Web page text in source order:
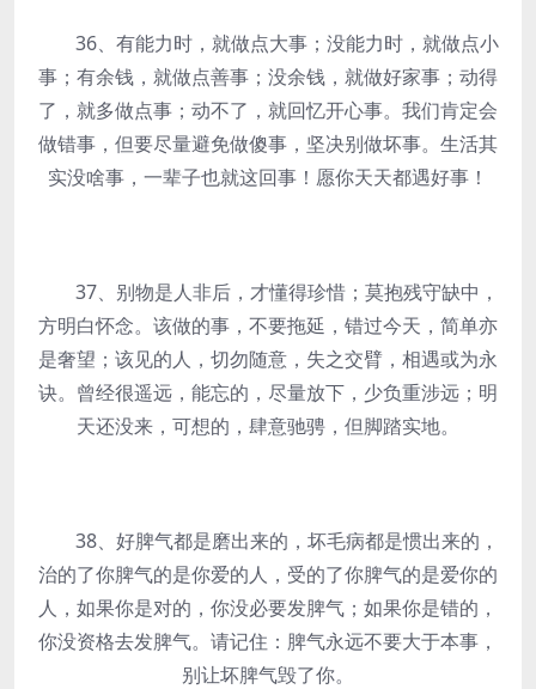
36、有能力时，就做点大事；没能力时，就做点小
事；有余钱，就做点善事；没余钱，就做好家事；动得
了，就多做点事；动不了，就回忆开心事。我们肯定会
做错事，但要尽量避免做傻事，坚决别做坏事。生活其
实没啥事，一辈子也就这回事！愿你天天都遇好事！
37、别物是人非后，才懂得珍惜；莫抱残守缺中，
方明白怀念。该做的事，不要拖延，错过今天，简单亦
是奢望；该见的人，切勿随意，失之交臂，相遇或为永
诀。曾经很遥远，能忘的，尽量放下，少负重涉远；明
天还没来，可想的，肆意驰骋，但脚踏实地。
38、好脾气都是磨出来的，坏毛病都是惯出来的，
治的了你脾气的是你爱的人，受的了你脾气的是爱你的
人，如果你是对的，你没必要发脾气；如果你是错的，
你没资格去发脾气。请记住：脾气永远不要大于本事，
别让坏脾气毁了你。